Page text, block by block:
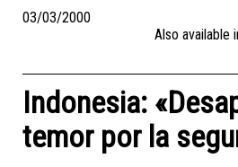
03/03/2000
Also available
Indonesia:
temor por la